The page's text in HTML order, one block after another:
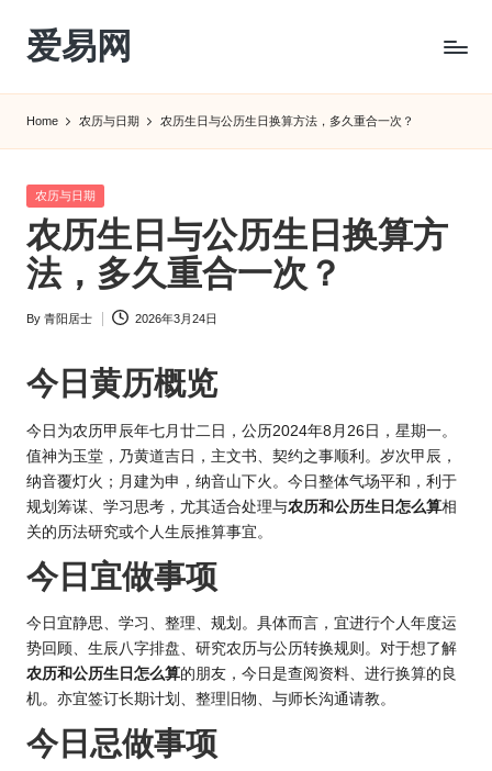
Skip
content
爱易网
转
农
历
阴
历
Home 农历与日期 农历生日与公历生日换算方法，多久重合一次？
Posted
农历与日期
农历生日与公历生日换算方
法，多久重合一次？
Posted
By 青阳居士 2026年3月24日
今日黄历概览
今日为农历甲辰年七月廿二日，公历2024年8月26日，星期一。
值神为玉堂，乃黄道吉日，主文书、契约之事顺利。岁次甲辰，
纳音覆灯火；月建为申，纳音山下火。今日整体气场平和，利于
规划筹谋、学习思考，尤其适合处理与农历和公历生日怎么算相
关的历法研究或个人生辰推算事宜。
今日宜做事项
今日宜静思、学习、整理、规划。具体而言，宜进行个人年度运
势回顾、生辰八字排盘、研究农历与公历转换规则。对于想了解
农历和公历生日怎么算的朋友，今日是查阅资料、进行换算的良
机。亦宜签订长期计划、整理旧物、与师长沟通请教。
今日忌做事项